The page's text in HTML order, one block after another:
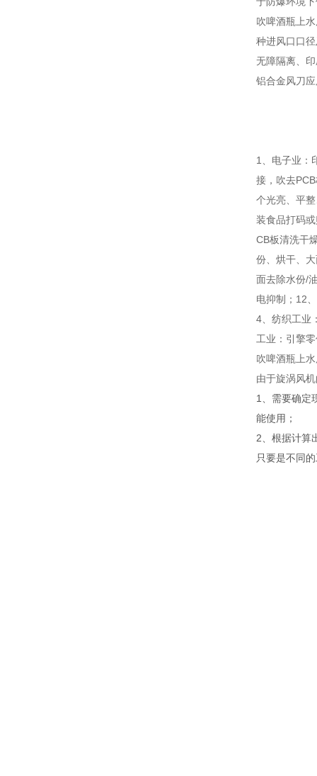
吹啤酒瓶上
种进风口口
无障隔离、
铝合金风刀
1、电子业：
接，吹去
个光亮、平
装食品打码
CB板清洗干
份、烘干、
面去除水份/
电抑制；12
4、纺织工业
工业：引擎
吹啤酒瓶上
由于旋涡风
1、需要确定
能使用；
2、根据计算
只要是不同